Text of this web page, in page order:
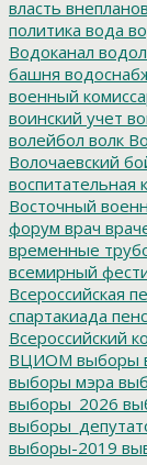
власть
политика вода
Водоканал
башня
военный
воинский учет
волейбол волк
Волочаевский
воспитательная
Восточный
форум врач
временные
всемирный
Всероссийская
спартакиада
Всероссийский
ВЦИОМ выборы
выборы мэра
выборы_2026
выборы-2019